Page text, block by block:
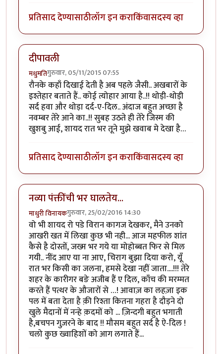
प्रतिसाद देण्यासाठीलॉग इन कराकिंवासदस्य व्हा
दीपावली
मधुमतिगुरुवार, 05/11/2015 07:55
रौनके कहाँ दिखाई देती है अब पहले जैसी.. अखबारों के
इश्तेहार बताते हैं.. कोई त्योहार आया है..!! थोड़ी-थोड़ी
सर्द हवा और थोड़ा दर्द-ए-दिल.. अंदाज बहुत अच्छा है
नवम्बर तेरे आने का..!! सुबह उठते ही तेरे जिस्म की
खुशबु आई, शायद रात भर तूने मुझे खवाब मे देखा है…
प्रतिसाद देण्यासाठीलॉग इन कराकिंवासदस्य व्हा
नव्या पंक्तींची भर घालतेय...
माधुरी विनायकगुरुवार, 25/02/2016 14:30
वो भी शायद रो पडे विरान कागज देखकर, मैने उनको
आखरी खत में लिखा कुछ भी नही... आज महफील शांत
कैसे है दोस्तों, जख्म भर गये या मोहोब्बत फिर से मिल
गयी.. नींद आए या ना आए, चिराग बुझा दिया करो, यूँ
रात भर किसी का जलना, हमसे देखा नहीं जाता....!!! तेरे
शहर के कारीगर बङे अजीब हैं ए दिल, काँच की मरम्मत
करते हैं पत्थर के औजारों से …! आवाज़ का लहज़ा इक
पल में बता देता है क़ी रिश्ता कितना गहरा है दौड़ने दो
खुले मैदानों में नन्हे क़दमों को ... ज़िन्दगी बहुत भगाती
है,बचपन गुज़रने के बाद !! मौसम बहुत सर्द है ऐ-दिल !
चलो कुछ ख्वाहिशों को आग लगाते हैं...